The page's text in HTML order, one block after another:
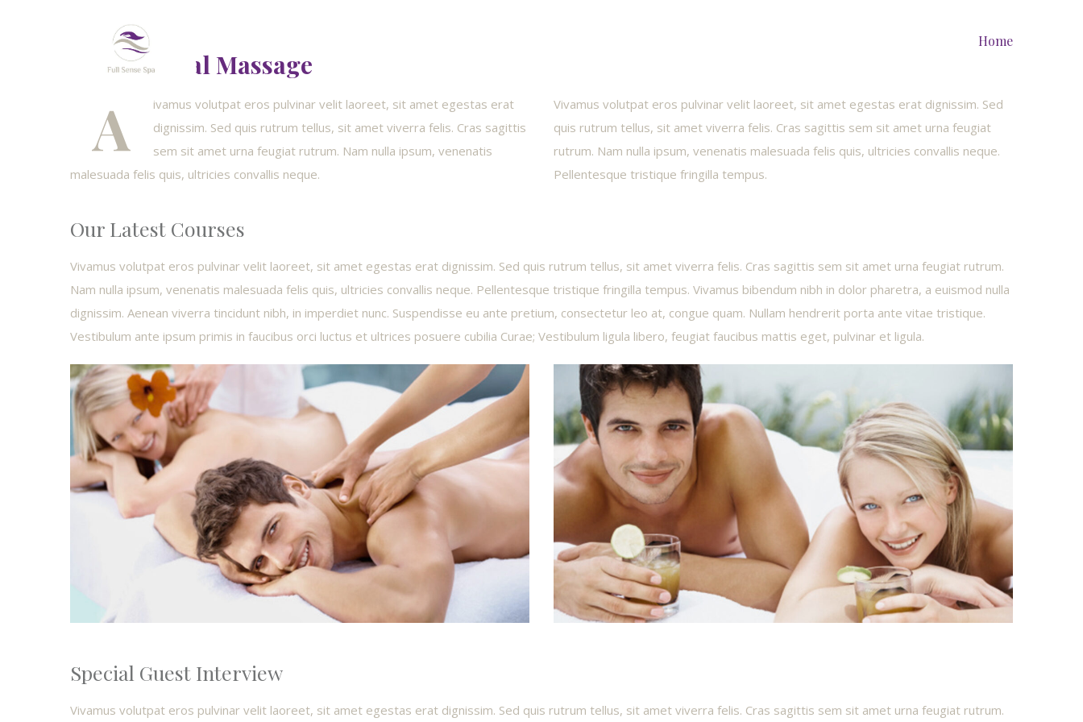
Home
Free Natural Massage
A
ivamus volutpat eros pulvinar velit laoreet, sit amet egestas erat
dignissim. Sed quis rutrum tellus, sit amet viverra felis. Cras sagittis
sem sit amet urna feugiat rutrum. Nam nulla ipsum, venenatis
malesuada felis quis, ultricies convallis neque.
Vivamus volutpat eros pulvinar velit laoreet, sit amet egestas erat dignissim. Sed
quis rutrum tellus, sit amet viverra felis. Cras sagittis sem sit amet urna feugiat
rutrum. Nam nulla ipsum, venenatis malesuada felis quis, ultricies convallis neque.
Pellentesque tristique fringilla tempus.
Our Latest Courses
Vivamus volutpat eros pulvinar velit laoreet, sit amet egestas erat dignissim. Sed quis rutrum tellus, sit amet viverra felis. Cras sagittis sem sit amet urna feugiat rutrum.
Nam nulla ipsum, venenatis malesuada felis quis, ultricies convallis neque. Pellentesque tristique fringilla tempus. Vivamus bibendum nibh in dolor pharetra, a euismod nulla
dignissim. Aenean viverra tincidunt nibh, in imperdiet nunc. Suspendisse eu ante pretium, consectetur leo at, congue quam. Nullam hendrerit porta ante vitae tristique.
Vestibulum ante ipsum primis in faucibus orci luctus et ultrices posuere cubilia Curae; Vestibulum ligula libero, feugiat faucibus mattis eget, pulvinar et ligula.
Special Guest Interview
Vivamus volutpat eros pulvinar velit laoreet, sit amet egestas erat dignissim. Sed quis rutrum tellus, sit amet viverra felis. Cras sagittis sem sit amet urna feugiat rutrum.